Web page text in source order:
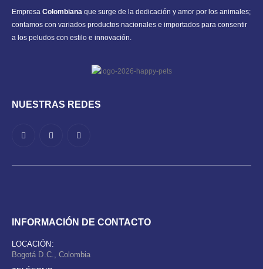
Empresa Colombiana que surge de la dedicación y amor por los animales;
contamos con variados productos nacionales e importados para consentir
a los peludos con estilo e innovación.
NUESTRAS REDES
INFORMACIÓN DE CONTACTO
LOCACIÓN:
Bogotá D.C., Colombia